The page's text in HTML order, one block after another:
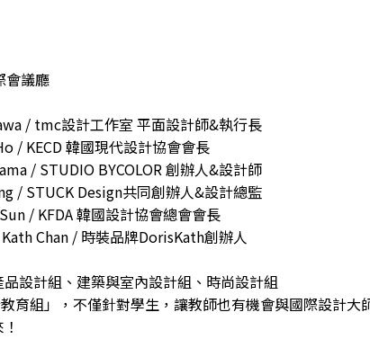
會議廳
/ tmc設計工作室 平面設計師&執行長
/ KECD 韓國現代設計協會會長
/ STUDIO BYCOLOR 創辦人&設計師
/ STUCK Design共同創辦人&設計總監
/ KFDA 韓國設計協會總會會長
Chan / 時裝品牌DorisKath創辦人
設計組、建築與室內設計組、時尚設計組
育組」，不僅針對學生，讓教師也有機會與國際設計